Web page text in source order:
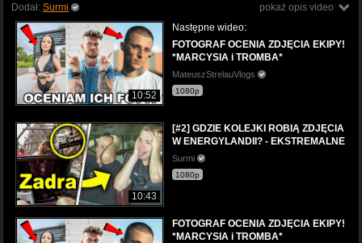
pokaż opis video
Dodał: Surmi
10:52
Następne wideo:
FOTOGRAF OCENIA ZDJĘCIA EKIPY!
*MARCYSIA i TROMBA*
MateuszStrelauVlogs
1080p
10:43
[#2] GDZIE KOLEJKI ROBIĄ ZDJĘCIA
W ENERGYLANDII? - EKSTREMALNE
Surmi
1080p
FOTOGRAF OCENIA ZDJĘCIA EKIPY!
*MARCYSIA i TROMBA*